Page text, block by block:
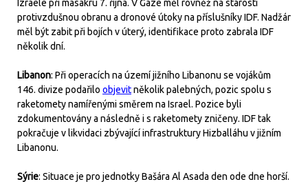
Izraele při masakru 7. října. V Gaze měl rovněž na starosti
protivzdušnou obranu a dronové útoky na příslušníky IDF. Nadžár
měl být zabit při bojích v úterý, identifikace proto zabrala IDF
několik dní.
Libanon: Při operacích na území jižního Libanonu se vojákům
146. divize podařilo objevitněkolik palebných, pozic spolu s
raketomety namířenými směrem na Israel. Pozice byli
zdokumentovány a následně i s raketomety zničeny. IDF tak
pokračuje v likvidaci zbývající infrastruktury Hizballáhu v jižním
Libanonu.
Sýrie: Situace je pro jednotky Bašára Al Asada den ode dne horší.